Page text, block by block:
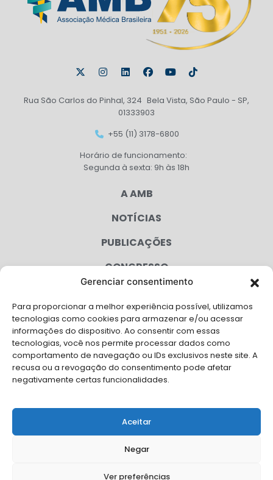
Gerenciar consentimento
Para proporcionar a melhor experiência possível, utilizamos
tecnologias como cookies para armazenar e/ou acessar
informações do dispositivo. Ao consentir com essas
tecnologias, você nos permite processar dados como
comportamento de navegação ou IDs exclusivos neste site. A
recusa ou a revogação do consentimento pode afetar
negativamente certas funcionalidades.
Aceitar
Negar
Ver preferências
Rua São Carlos do Pinhal, 324 Bela Vista, São Paulo - SP,
01333903
+55 (11) 3178-6800
Horário de funcionamento:
Segunda à sexta: 9h às 18h
A AMB
NOTÍCIAS
PUBLICAÇÕES
CONGRESSO
CAMPANHAS
SERVIÇOS
FILIADAS
FALE CONOSCO
Solicite Apoio Institucional da AMB para o seu evento